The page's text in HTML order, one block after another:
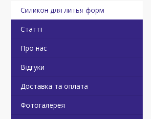
Силикон для литья форм
Статті
Про нас
Відгуки
Доставка та оплата
Фотогалерея